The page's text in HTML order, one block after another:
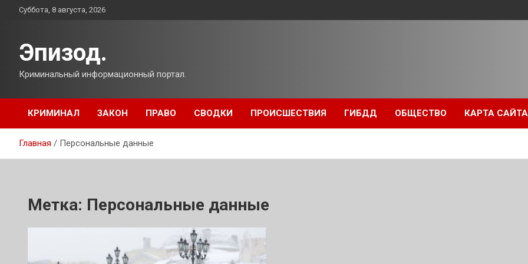
ПерейтиСуббота, 8 августа, 2026
Эпизод.
Криминальный информационный портал.
КРИМИНАЛ ЗАКОН ПРАВО СВОДКИ ПРОИСШЕСТВИЯ ГИБДД ОБЩЕСТВО КАРТА САЙТА
Главная Персональные данные
Метка: Персональные данные